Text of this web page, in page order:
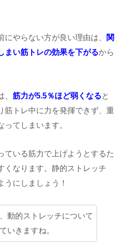
やらない方が良い理由は、
関
まい筋トレの効果を下がるから
筋力が5.5％ほど弱くなる と
筋トレ中に力を発揮できず、重
てしまいます。
ている筋力で上げようとするた
くなります。静的ストレッチ
うにしましょう！
動的ストレッチについて
いきますね。